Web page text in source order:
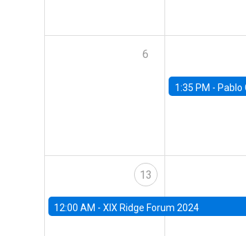
6
1:35 PM - Pablo Cuba,
13
12:00 AM - XIX Ridge Forum 2024